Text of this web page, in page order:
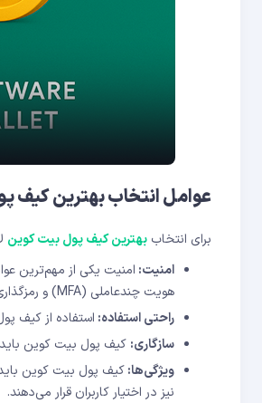
عوامل انتخاب بهترین کیف
برای انتخاب بهترین کیف پول بیت‌ کوین
امنیت: امنیت یکی از مهم‌ترین
هویت چندعاملی (MFA) و رمزگذاری بهره‌مند باشد.
راحتی استفاده: استفاده از کیف
سازگاری: کیف پول بیت ‌کوین باید
ویژگی‌ها:کیف پول بیت ‌کوین باید
نیز در اختیار کاربران قرار می‌دهند.